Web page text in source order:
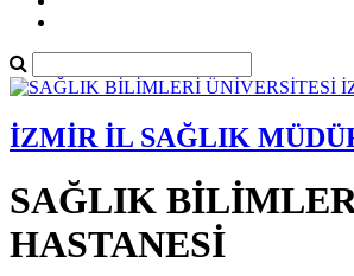
İZMİR İL SAĞLIK
SAĞLIK
HASTANESİ